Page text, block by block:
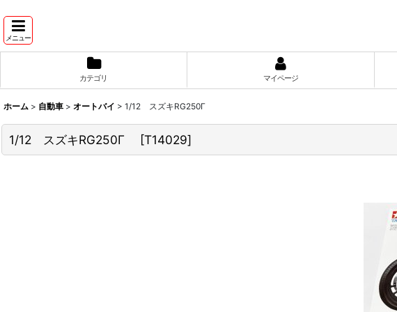
メニュー
カテゴリ マイページ
ホーム > 自動車 > オートバイ > 1/12 スズキRG250Γ
1/12 スズキRG250Γ [T14029]